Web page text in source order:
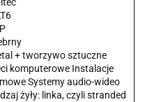
+ tworzywo sztuczne
komputerowe Instalacje
Systemy audio-wideo
żyły: linka, czyli stranded